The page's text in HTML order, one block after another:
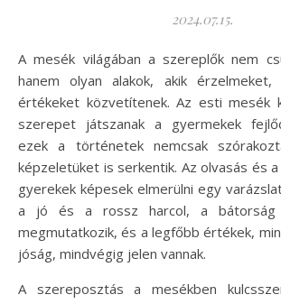
2024.07.15.
A mesék világában a szereplők nem csupán karakterek,
hanem olyan alakok, akik érzelmeket,
értékeket közvetítenek. Az esti mesék
szerepet játszanak a gyermekek
ezek a történetek nemcsak
képzeletüket is serkentik. Az olvasás és
gyerekek képesek elmerülni egy
a jó és a rossz harcol, a
megmutatkozik, és a legfőbb értékek,
jóság, mindvégig jelen vannak.
A szereposztás a mesékben